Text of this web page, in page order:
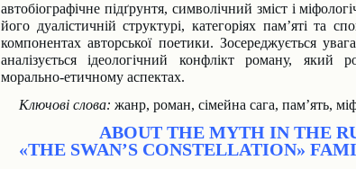
автобіографічне підґрунтя, символічний зміст і
його дуалістичній структурі, категоріях пам’яті та
компонентах авторської поетики. Зосереджується
аналізується ідеологічний конфлікт роману, який
морально-етичному аспектах.
Ключові слова: жанр, роман, сімейна сага, пам’ять,
ABOUT THE MYTH IN THE
«THE SWAN’S CONSTELLATION»